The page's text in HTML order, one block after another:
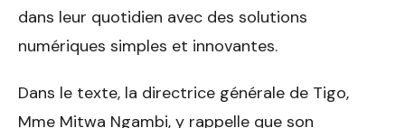
dans leur quotidien avec des solutions
numériques simples et innovantes.
Dans le texte, la directrice générale de Tigo,
Mme Mitwa Ngambi, y rappelle que son